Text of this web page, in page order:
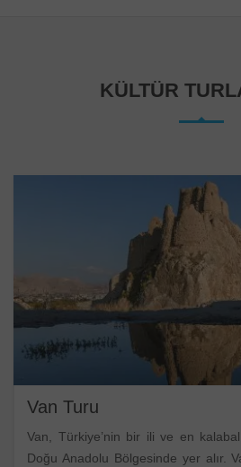
KÜLTÜR
Van Turu
Van, Türkiye’nin bir ili ve en
Doğu Anadolu Bölgesinde yer alır.